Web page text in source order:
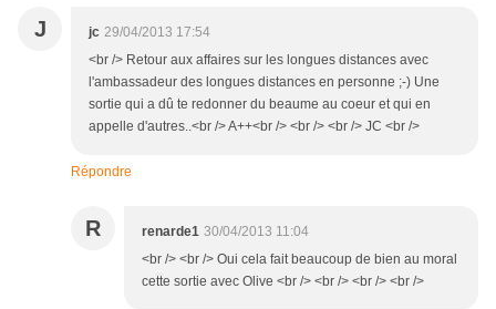
J jc 29/04/2013 17:54
<br /> Retour aux affaires sur les longues distances avec
l'ambassadeur des longues distances en personne ;-) Une
sortie qui a dû te redonner du beaume au coeur et qui en
appelle d'autres..<br /> A++<br /> <br /> <br /> JC <br />
Répondre
R renarde1 30/04/2013 11:04
<br /> <br /> Oui cela fait beaucoup de bien au moral
cette sortie avec Olive <br /> <br /> <br /> <br />